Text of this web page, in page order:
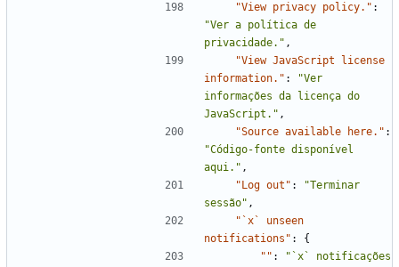
"View privacy policy." :
"Ver a política de
privacidade." ,
"View JavaScript license
information." :
"Ver
informações da licença do
JavaScript." ,
"Source available here." :
"Código-fonte disponível
aqui." ,
"Log out" :
"Terminar
sessão" ,
"`x` unseen
notifications" :
{
"" :
"`x` notificações